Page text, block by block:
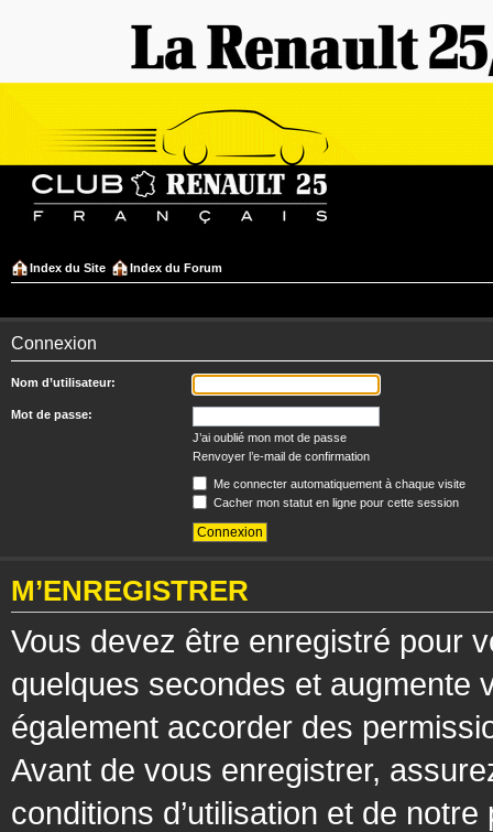
Index du Site Index du Forum
Connexion
Nom d’utilisateur:
Mot de passe:
J’ai oublié mon mot de passe
Renvoyer l’e-mail de confirmation
Me connecter automatiquement à chaque visite
Cacher mon statut en ligne pour cette session
M’ENREGISTRER
Vous devez être enregistré pour
quelques secondes et augmente
également accorder des
Avant de vous enregistrer,
conditions d’utilisation et de